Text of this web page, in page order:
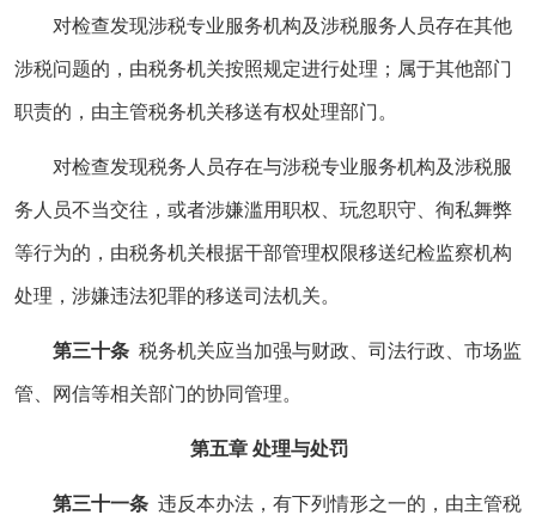
对检查发现涉税专业服务机构及涉税服务人员存在其他
涉税问题的，由税务机关按照规定进行处理；属于其他部门
职责的，由主管税务机关移送有权处理部门。
对检查发现税务人员存在与涉税专业服务机构及涉税服
务人员不当交往，或者涉嫌滥用职权、玩忽职守、徇私舞弊
等行为的，由税务机关根据干部管理权限移送纪检监察机构
处理，涉嫌违法犯罪的移送司法机关。
第三十条 税务机关应当加强与财政、司法行政、市场监
管、网信等相关部门的协同管理。
第五章 处理与处罚
第三十一条 违反本办法，有下列情形之一的，由主管税